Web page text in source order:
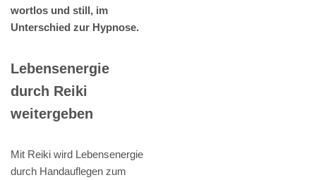
wortlos und still, im
Unterschied zur Hypnose.
Lebensenergie
durch Reiki
weitergeben
Mit Reiki wird Lebensenergie
durch Handauflegen zum